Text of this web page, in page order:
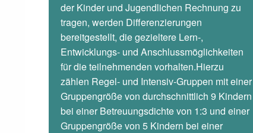
der Kinder und Jugendlichen Rechnung zu
tragen, werden Differenzierungen
bereitgestellt, die gezieltere Lern-,
Entwicklungs- und Anschlussmöglichkeiten
für die teilnehmenden vorhalten.Hierzu
zählen Regel- und Intensiv-Gruppen mit einer
Gruppengröße von durchschnittlich 9 Kindern
bei einer Betreuungsdichte von 1:3 und einer
Gruppengröße von 5 Kindern bei einer